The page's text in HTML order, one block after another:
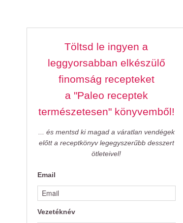
Töltsd le ingyen a
leggyorsabban elkészülő
finomság recepteket
a "Paleo receptek
természetesen" könyvemből!
... és mentsd ki magad a váratlan vendégek
előtt a receptkönyv legegyszerűbb desszert
ötleteivel!
Email
Vezetéknév